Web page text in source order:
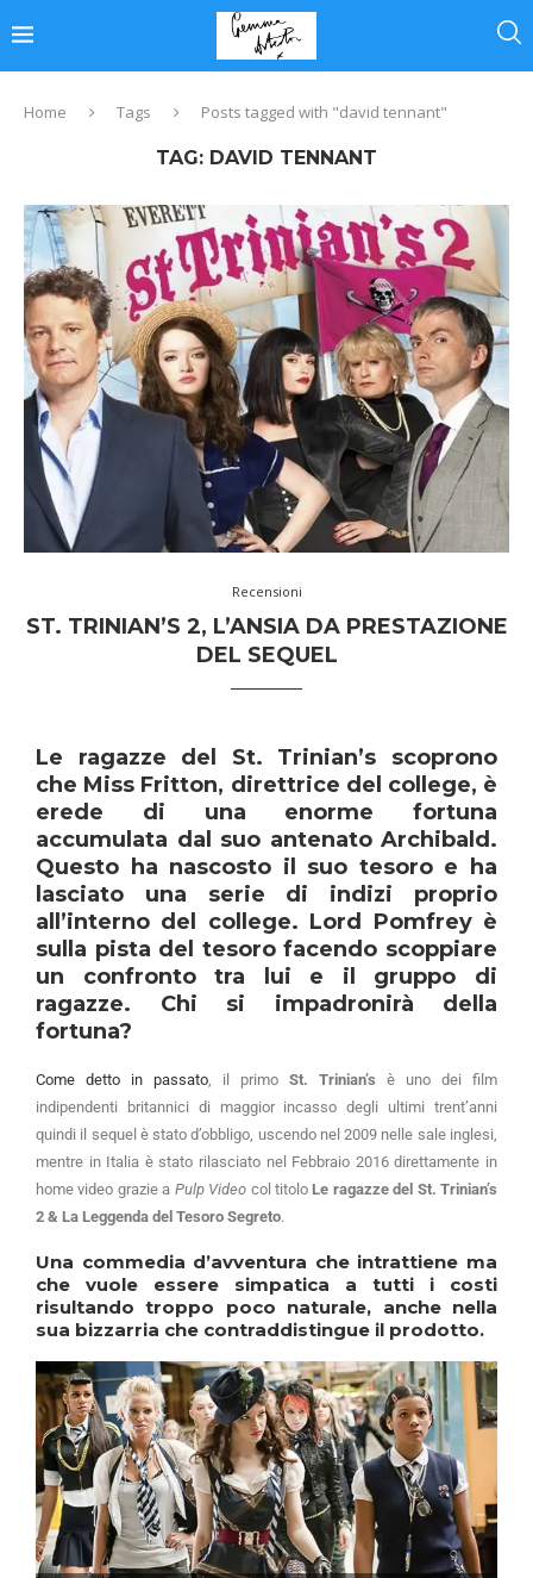
Home Tags Posts tagged with "david tennant"
TAG: DAVID TENNANT
Recensioni
ST. TRINIAN’S 2, L’ANSIA DA PRESTAZIONE
DEL SEQUEL
Le ragazze del St. Trinian’s scoprono
che Miss Fritton, direttrice del college, è
erede di una enorme fortuna
accumulata dal suo antenato Archibald.
Questo ha nascosto il suo tesoro e ha
lasciato una serie di indizi proprio
all’interno del college. Lord Pomfrey è
sulla pista del tesoro facendo scoppiare
un confronto tra lui e il gruppo di
ragazze. Chi si impadronirà della
fortuna?
Come detto in passato, il primo St. Trinian’s è uno dei film
indipendenti britannici di maggior incasso degli ultimi trent’anni
quindi il sequel è stato d’obbligo, uscendo nel 2009 nelle sale inglesi,
mentre in Italia è stato rilasciato nel Febbraio 2016 direttamente in
home video grazie a Pulp Video col titolo Le ragazze del St. Trinian’s
2 & La Leggenda del Tesoro Segreto.
Una commedia d’avventura che intrattiene ma
che vuole essere simpatica a tutti i costi
risultando troppo poco naturale, anche nella
sua bizzarria che contraddistingue il prodotto.